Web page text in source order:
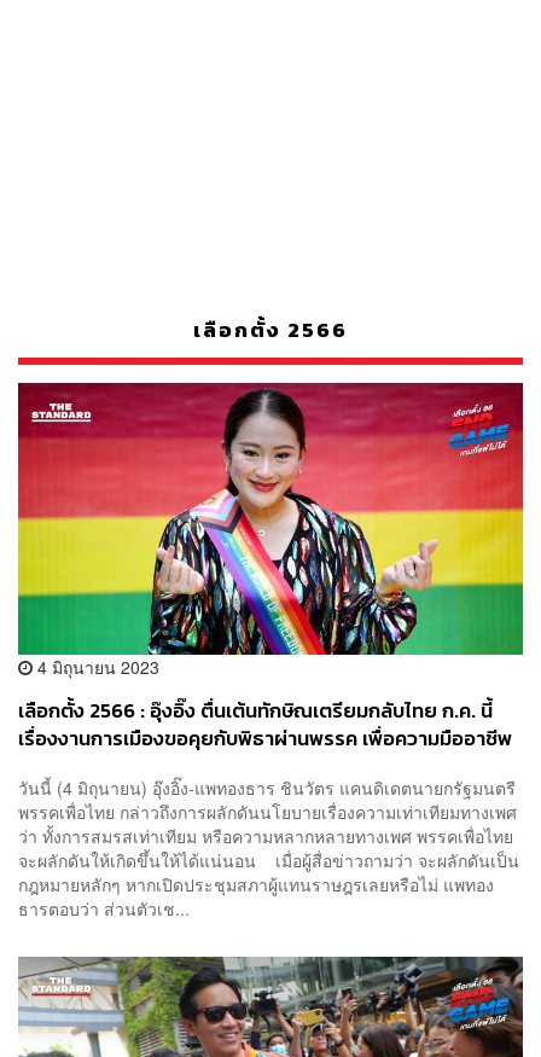
เลือกตั้ง 2566
4 มิถุนายน 2023
เลือกตั้ง 2566 : อุ๊งอิ๊ง ตื่นเต้นทักษิณเตรียมกลับไทย ก.ค. นี้
เรื่องงานการเมืองขอคุยกับพิธาผ่านพรรค เพื่อความมืออาชีพ
วันนี้ (4 มิถุนายน) อุ๊งอิ๊ง-แพทองธาร ชินวัตร แคนดิเดตนายกรัฐมนตรี
พรรคเพื่อไทย กล่าวถึงการผลักดันนโยบายเรื่องความเท่าเทียมทางเพศ
ว่า ทั้งการสมรสเท่าเทียม หรือความหลากหลายทางเพศ พรรคเพื่อไทย
จะผลักดันให้เกิดขึ้นให้ได้แน่นอน เมื่อผู้สื่อข่าวถามว่า จะผลักดันเป็น
กฎหมายหลักๆ หากเปิดประชุมสภาผู้แทนราษฎรเลยหรือไม่ แพทอง
ธารตอบว่า ส่วนตัวเช...